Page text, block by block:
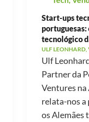
Start-ups
portuguesas:
tecnológico
ULF LEONHARD,
Ulf
Partner da
Ventures na
relata-nos a
os Alemães